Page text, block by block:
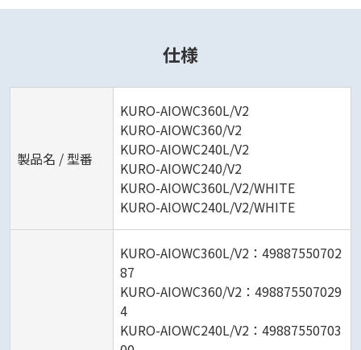
仕様
製品名 / 型番
KURO-AIOWC360L/V2
KURO-AIOWC360/V2
KURO-AIOWC240L/V2
KURO-AIOWC240/V2
KURO-AIOWC360L/V2/WHITE
KURO-AIOWC240L/V2/WHITE
KURO-AIOWC360L/V2：49887550702
87
KURO-AIOWC360/V2：498875507029
4
KURO-AIOWC240L/V2：49887550703